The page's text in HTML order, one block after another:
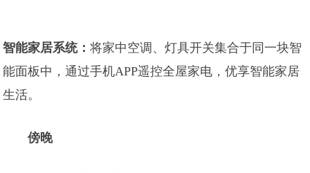
智能家居系统：将家中空调、灯具开关集合于同一块智
能面板中，通过手机APP遥控全屋家电，优享智能家居
生活。
傍晚